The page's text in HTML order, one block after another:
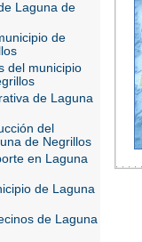
Laguna de
de
del municipio
de Laguna
del
de Negrillos
en Laguna
de Laguna
de Laguna